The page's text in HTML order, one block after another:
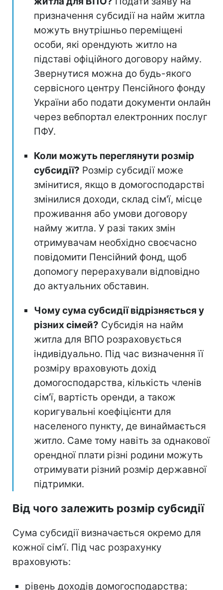
призначення субсидії на найм житла
можуть внутрішньо переміщені
особи, які орендують житло на
підставі офіційного договору найму.
Звернутися можна до будь-якого
сервісного центру Пенсійного фонду
України або подати документи онлайн
через вебпортал електронних послуг
ПФУ.
Коли можуть переглянути розмір
субсидії? Розмір субсидії може
змінитися, якщо в домогосподарстві
змінилися доходи, склад сім'ї, місце
проживання або умови договору
найму житла. У разі таких змін
отримувачам необхідно своєчасно
повідомити Пенсійний фонд, щоб
допомогу перерахували відповідно
до актуальних обставин.
Чому сума субсидії відрізняється у
різних сімей? Субсидія на найм
житла для ВПО розраховується
індивідуально. Під час визначення її
розміру враховують дохід
домогосподарства, кількість членів
сім'ї, вартість оренди, а також
коригувальні коефіцієнти для
населеного пункту, де винаймається
житло. Саме тому навіть за однакової
орендної плати різні родини можуть
отримувати різний розмір державної
підтримки.
Від чого залежить розмір субсидії
Сума субсидії визначається окремо для
кожної сім’ї. Під час розрахунку
враховують:
рівень доходів домогосподарства;